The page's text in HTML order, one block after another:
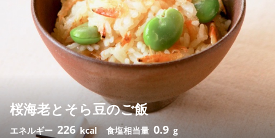
桜海老とそら豆のご飯
エネルギー 226 kcal 食塩相当量 0.9 g